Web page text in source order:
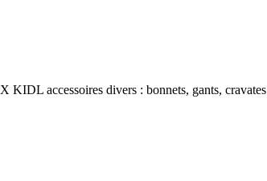
accessoires divers : bonnets, gants, cravates